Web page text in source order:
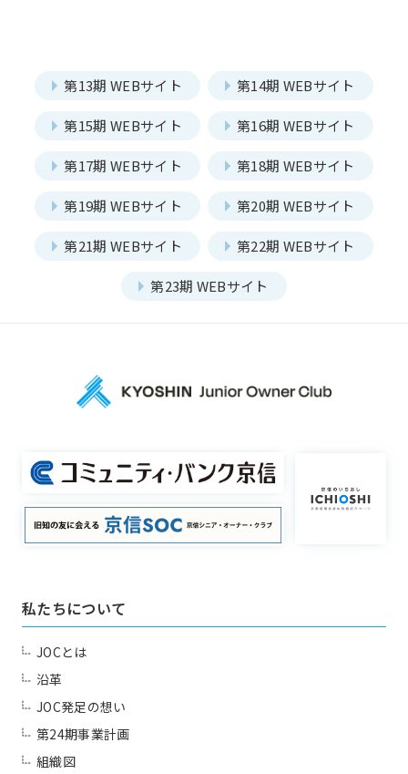
洛南部会
一覧を見る
国内・海外研修委員会
例会委員会
コミュニティシェア委員会
Project
JOC ビジネススクール
KYO＋
Hatch & Evolve（ハチエ
ボ）
同好会 Club
一覧を見る
JJクラブ（ジョギング）
アズーロ（サッカー愛好
会）
十柱戯（ボウリング）
シャンティ（ヨガ）
第13期 WEBサイト 第14期 WEBサイト
第15期 WEBサイト 第16期 WEBサイト
第17期 WEBサイト 第18期 WEBサイト
第19期 WEBサイト 第20期 WEBサイト
第21期 WEBサイト 第22期 WEBサイト
第23期 WEBサイト
私たちについて
JOCとは
沿革
JOC発足の想い
第24期事業計画
組織図